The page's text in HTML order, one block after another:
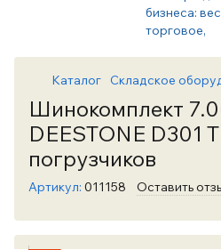
Каталог Складское
Шинокомплект
DEESTONE D301
погрузчиков
Артикул: 011158 Оставить